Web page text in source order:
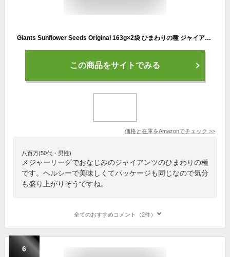
Giants Sunflower Seeds Original 163g×2袋 ひまわりの種 ジャイアンツ サンフラワーシード オリジナル
この商品をサイトでみる
価格と在庫をAmazonでチェック >>
八百万(50代・男性)
メジャーリーグでおなじみのジャイアンツのひまわりの種
です。ヘルシーで美味しくてパッケージも同じなので気分
も盛り上がりそうですね。
全てのおすすめコメント（2件）
6